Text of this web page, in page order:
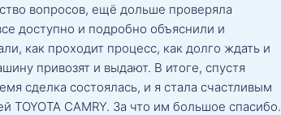
вопросов, ещё дольше проверяла
доступно и подробно объяснили и
как проходит процесс, как долго ждать и
привозят и выдают. В итоге, спустя
сделка состоялась, и я стала счастливым
TOYOTA CAMRY. За что им большое спасибо.